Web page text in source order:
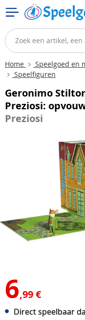
Home Speelgoed en
Speelfiguren
Geronimo
Preziosi:
Preziosi
6,99 €
Direct speelbaar